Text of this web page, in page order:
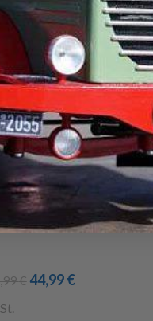
schmal
€ 44,99€